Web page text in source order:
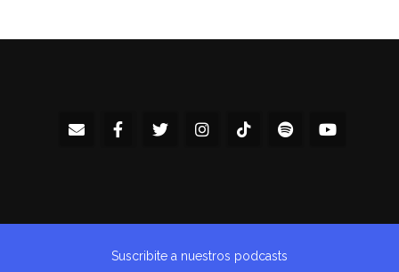
Suscribite a nuestros podcasts